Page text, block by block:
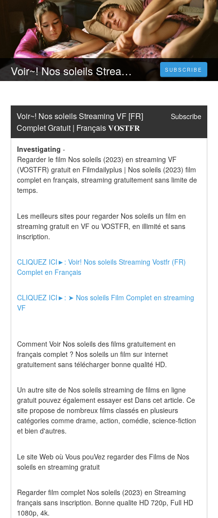
Voir~! Nos soleils Streaming VF [FR] Complet Gratuit | Français 𝐕𝐎𝐒𝐓𝐅𝐑 SUBSCRIBE
Voir~! Nos soleils Streaming VF [FR]
Complet Gratuit | Français 𝐕𝐎𝐒𝐓𝐅𝐑
Subscribe
Investigating -
Regarder le film Nos soleils (2023) en streaming VF
(VOSTFR) gratuit en Filmdailyplus | Nos soleils (2023) film
complet en français, streaming gratuitement sans limite de
temps.
Les meilleurs sites pour regarder Nos soleils un film en
streaming gratuit en VF ou VOSTFR, en illimité et sans
inscription.
CLIQUEZ ICI►: Voir! Nos soleils Streaming Vostfr (FR)
Complet en Français
CLIQUEZ ICI►: ➤ Nos soleils Film Complet en streaming
VF
Comment Voir Nos soleils des films gratuitement en
français complet ? Nos soleils un film sur internet
gratuitement sans télécharger bonne qualité HD.
Un autre site de Nos soleils streaming de films en ligne
gratuit pouvez également essayer est Dans cet article. Ce
site propose de nombreux films classés en plusieurs
catégories comme drame, action, comédie, science-fiction
et bien d'autres.
Le site Web où Vous pouVez regarder des Films de Nos
soleils en streaming gratuit
Regarder film complet Nos soleils (2023) en Streaming
français sans inscription. Bonne qualite HD 720p, Full HD
1080p, 4k.